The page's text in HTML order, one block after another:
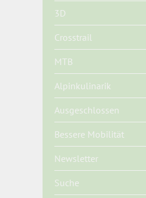
3D
Crosstrail
MTB
Alpinkulinarik
Ausgeschlossen
Bessere Mobilität
Newsletter
Suche